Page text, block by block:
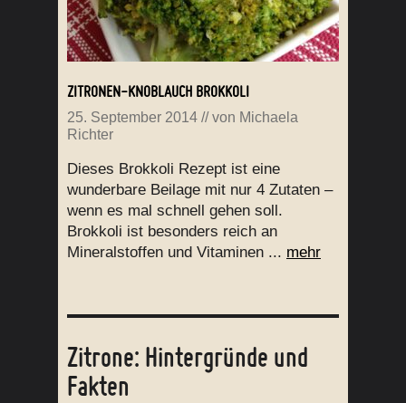
ZITRONEN-KNOBLAUCH BROKKOLI
25. September 2014 // von Michaela
Richter
Dieses Brokkoli Rezept ist eine
wunderbare Beilage mit nur 4 Zutaten –
wenn es mal schnell gehen soll.
Brokkoli ist besonders reich an
Mineralstoffen und Vitaminen ... mehr
Zitrone: Hintergründe und
Fakten